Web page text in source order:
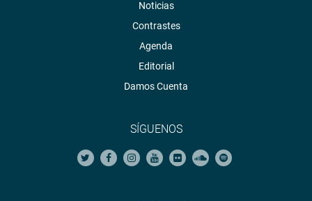
Noticias
Contrastes
Agenda
Editorial
Damos Cuenta
SÍGUENOS